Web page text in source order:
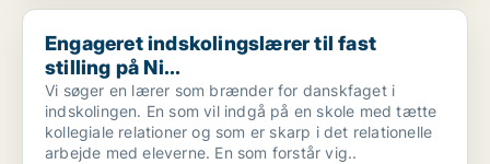
Engageret indskolingslærer til fast stilling på Ni...
Engageret indskolingslærer til fast
stilling på Ni...
Vi søger en lærer som brænder for danskfaget i
indskolingen. En som vil indgå på en skole med tætte
kollegiale relationer og som er skarp i det relationelle
arbejde med eleverne. En som forstår vig..